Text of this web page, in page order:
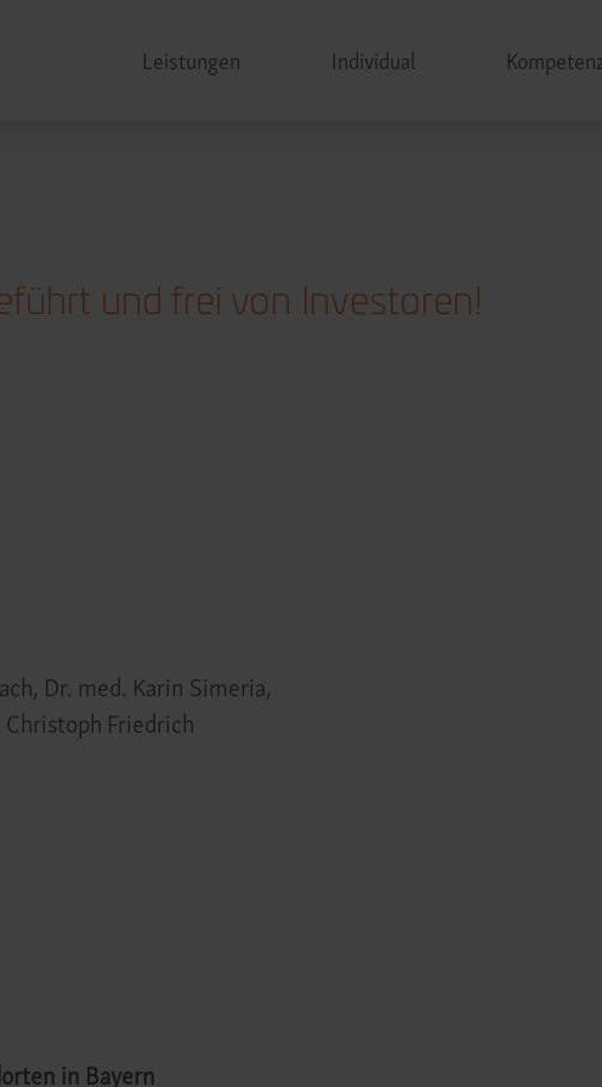
Leistungen Individual
und frei von Investoren!
Dr. med. Karin Simeria,
Friedrich
in Bayern